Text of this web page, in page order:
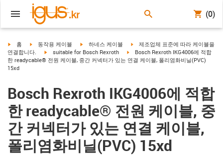
(0)
igus-icon-arrow-right
홈 igus-icon-arrow-right
동작용 케이블 igus-icon-arrow-right
하네스 케이블 igus-icon-arrow-right
제조업체 표준에 따라 케이블을
연결합니다.
igus-icon-arrow-right
suitable for Bosch Rexroth igus-icon-arrow-right
Bosch Rexroth IKG4006에 적합
한 readycable® 전원 케이블, 중간 커넥터가 있는 연결 케이블, 폴리염화비닐(PVC)
15xd
Bosch Rexroth IKG4006에 적합
한 readycable® 전원 케이블, 중
간 커넥터가 있는 연결 케이블,
폴리염화비닐(PVC) 15xd